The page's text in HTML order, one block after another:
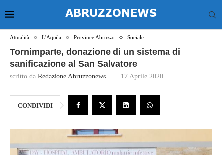
Attualità L'Aquila Province Abruzzo Sociale
Tornimparte, donazione di un sistema di
sanificazione al San Salvatore
scritto da Redazione Abruzzonews 17 Aprile 2020
CONDIVIDI